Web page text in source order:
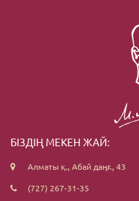
БІЗДІҢ МЕКЕН ЖАЙ:
Алматы қ., Абай даңғ., 43
(727) 267-31-35